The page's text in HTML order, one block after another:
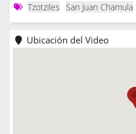
Tzotziles
San Juan Chamula
Ubicación del Video